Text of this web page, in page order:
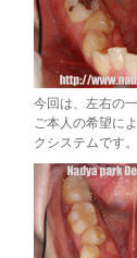
今回は、左右の
ご本人の希望に
クシステムです。